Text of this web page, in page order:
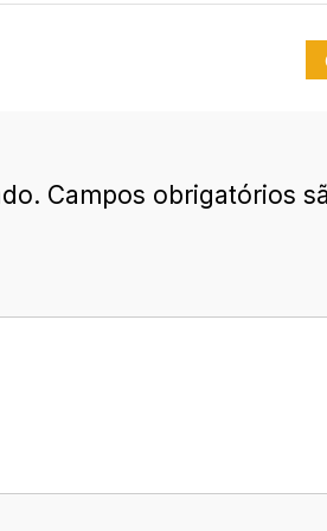
Campos obrigatórios